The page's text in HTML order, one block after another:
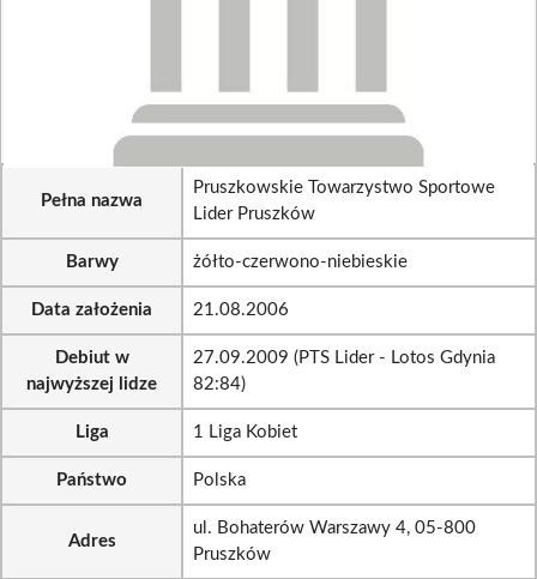
Pełna nazwa
Pruszkowskie Towarzystwo Sportowe
Lider Pruszków
Barwy żółto-czerwono-niebieskie
Data założenia 21.08.2006
Debiut w
najwyższej lidze
27.09.2009 (PTS Lider - Lotos Gdynia
82:84)
Liga 1 Liga Kobiet
Państwo Polska
Adres
ul. Bohaterów Warszawy 4, 05-800
Pruszków